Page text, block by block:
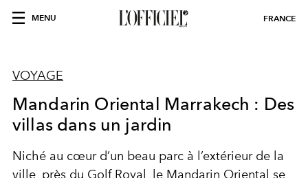
MENU FRANCE
VOYAGE
Mandarin Oriental Marrakech : Des
villas dans un jardin
Niché au cœur d’un beau parc à l’extérieur de la
ville, près du Golf Royal, le Mandarin Oriental se